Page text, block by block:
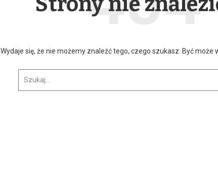
Wydaje się, że nie możemy znaleźć tego, czego szukasz. Być może